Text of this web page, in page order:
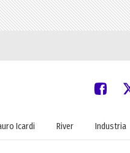
Icardi River Industria